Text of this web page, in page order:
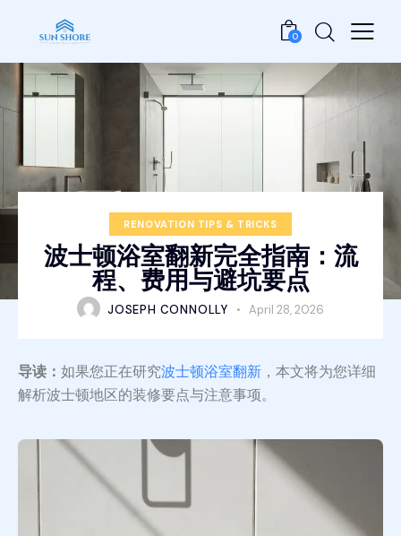
0
RENOVATION TIPS & TRICKS
波士顿浴室翻新完全指南：流
程、费用与避坑要点
JOSEPH CONNOLLY April 28, 2026
导读： 如果您正在研究波士顿浴室翻新 ，本文将为您详细
解析波士顿地区的装修要点与注意事项。